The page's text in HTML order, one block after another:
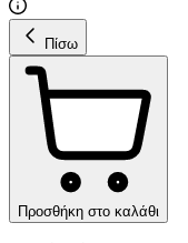
Πίσω
Προσθήκη στο καλάθι